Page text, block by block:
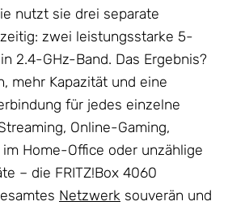
nutzt sie drei separate
zwei leistungsstarke 5-
2.4-GHz-Band. Das Ergebnis?
mehr Kapazität und eine
für jedes einzelne
Online-Gaming,
Home-Office oder unzählige
– die FRITZ!Box 4060
Netzwerk souverän und